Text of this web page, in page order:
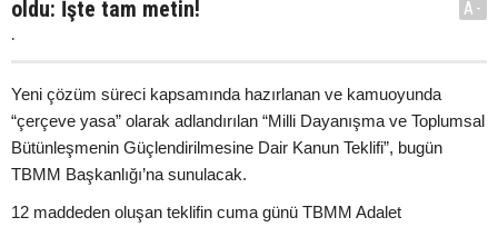
oldu: İşte tam metin!
.
A-
Yeni çözüm süreci kapsamında hazırlanan ve kamuoyunda
“çerçeve yasa” olarak adlandırılan “Milli Dayanışma ve Toplumsal
Bütünleşmenin Güçlendirilmesine Dair Kanun Teklifi”, bugün
TBMM Başkanlığı’na sunulacak.
12 maddeden oluşan teklifin cuma günü TBMM Adalet